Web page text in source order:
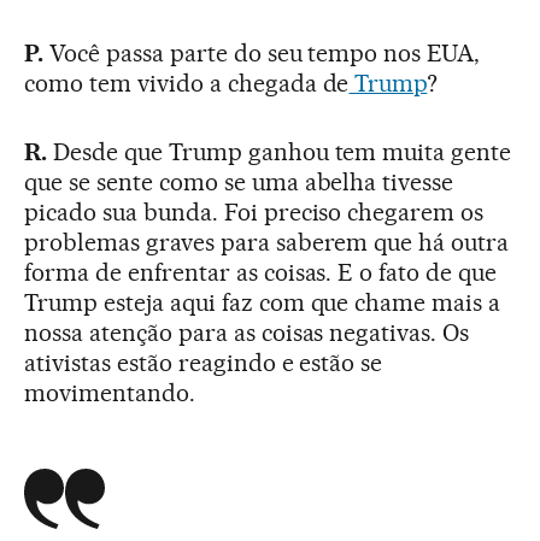
P.Você passa parte do seu tempo nos EUA,
como tem vivido a chegada de Trump?
R.Desde que Trump ganhou tem muita gente
que se sente como se uma abelha tivesse
picado sua bunda. Foi preciso chegarem os
problemas graves para saberem que há outra
forma de enfrentar as coisas. E o fato de que
Trump esteja aqui faz com que chame mais a
nossa atenção para as coisas negativas. Os
ativistas estão reagindo e estão se
movimentando.